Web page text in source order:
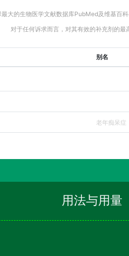
大的生物医学文献数据库PubMed及维基百
对于任何诉求而言，对其有效的补充剂的最
别名
老年痴呆症
用法与用量